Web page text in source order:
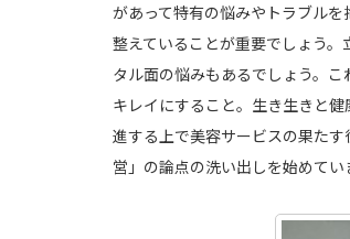
があって特有の悩みやトラブル
整えていることが重要でしょう
タル面の悩みもあるでしょう。
キレイにすること。生き生きと
進する上で美容サービスの果た
営」の論点の洗い出しを始めてい